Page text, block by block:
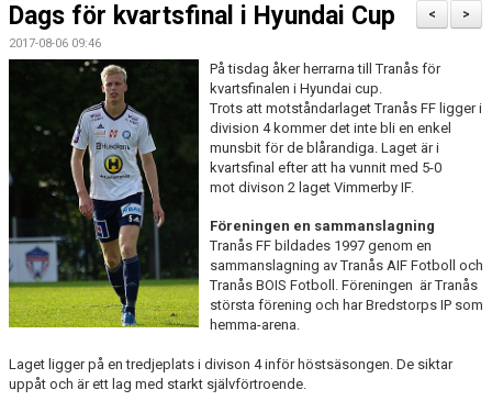
MATCHER
>
<
Dags för kvartsfinal i Hyundai Cup
2017-08-06 09:46
På tisdag åker herrarna till Tranås för
kvartsfinalen i Hyundai cup.
Trots att motståndarlaget Tranås FF ligger i
division 4 kommer det inte bli en enkel
munsbit för de blårandiga. Laget är i
kvartsfinal efter att ha vunnit med 5-0
mot divison 2 laget Vimmerby IF.
Föreningen en sammanslagning
Tranås FF bildades 1997 genom en
sammanslagning av Tranås AIF Fotboll och
Tranås BOIS Fotboll. Föreningen är Tranås
största förening och har Bredstorps IP som
hemma-arena.
Laget ligger på en tredjeplats i divison 4 inför höstsäsongen. De siktar
uppåt och är ett lag med starkt självförtroende.